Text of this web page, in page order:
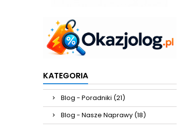
KATEGORIA
Blog - Poradniki (21)
Blog - Nasze Naprawy (18)